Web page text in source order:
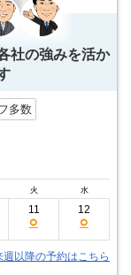
社の強みを活か
多数
火 水
11
○
12
○
以降の予約はこちら